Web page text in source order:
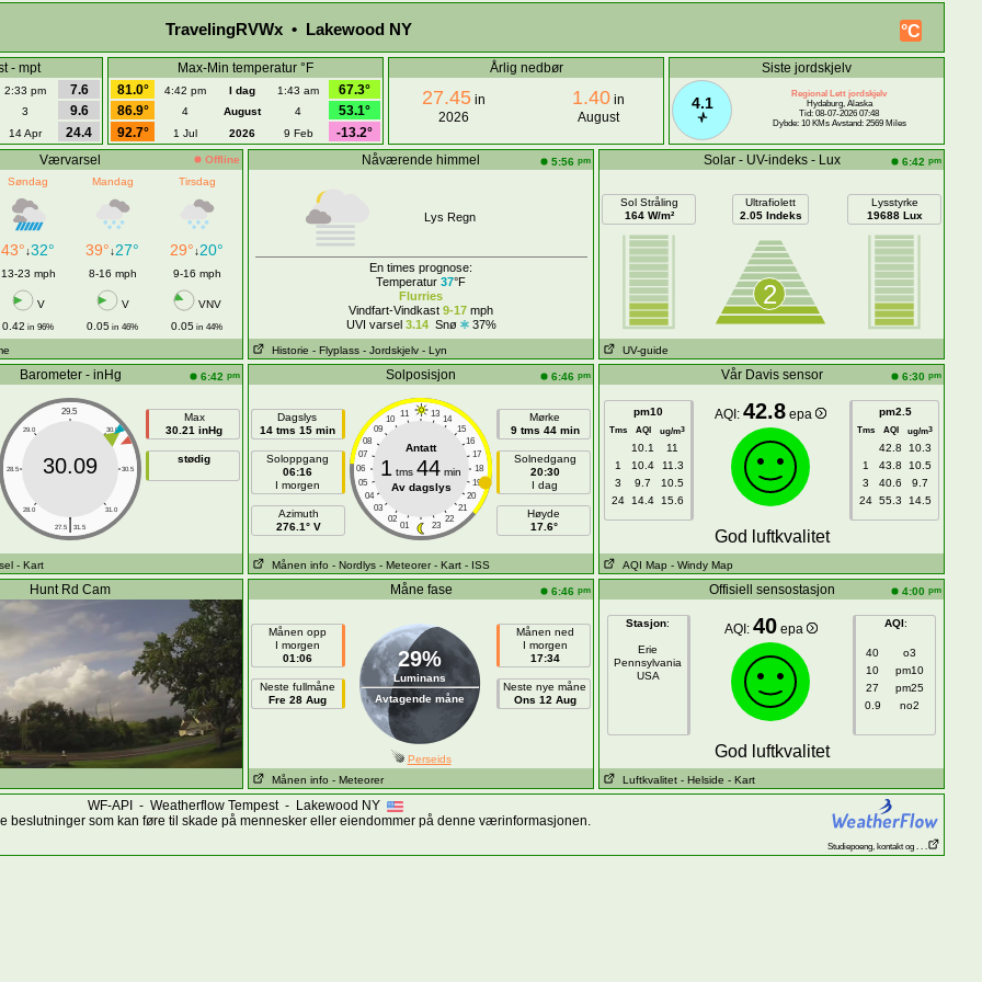
°C
TravelingRVWx • Lakewood NY
- mpt
2:33 pm
7.6
3
9.6
14 Apr 24.4
Max-Min temperatur °F
81.0°
4:42 pm I dag 1:43 am
67.3°
86.9°
4 August 4
53.1°
92.7°
1 Jul 2026 9 Feb -13.2°
Årlig nedbør
27.45 in
2026
1.40 in
August
Siste jordskjelv
4.1
Regional Lett jordskjelv
Hydaburg, Alaska
Tid: 08-07-2026 07:48
Dybde: 10 KMs Avstand: 2569 Miles
Værvarsel
Offline
Søndag Mandag Tirsdag
43°↓32° 39°↓27° 29°↓20°
13-23 mph 8-16 mph 9-16 mph
V V
VNV
0.42 in 96% 0.05 in 46% 0.05 in 44%
Nåværende himmel 5:56 pm
Lys Regn
En times prognose:
Temperatur 37°F
Flurries
Vindfart-Vindkast 9-17 mph
UVI varsel 3.14Snø 37%
Historie - Flyplass - Jordskjelv - Lyn
Solar - UV-indeks - Lux 6:42 pm
Sol Stråling
164 W/m²
Ultrafiolett
2.05 Indeks
2
Lysstyrke
19688 Lux
UV-guide
Barometer - inHg 6:42 pm
29.5
29.0 30.0
28.5 30.5
28.0 31.0
|
27.5 31.5
30.09
Max
30.21 inHg
stødig
- Kart
Solposisjon 6:46 pm
Dagslys
14 tms 15 min
Soloppgang
06:16
I morgen
Azimuth
276.1° V
11 13
10
14
09
15
08
16
07
17
06
18
05
19
04
20
03
21
02
22
01 23
Antatt
1 tms 44 min
Av dagslys
Mørke
9 tms 44 min
Solnedgang
20:30
I dag
Høyde
17.6°
Månen info - Nordlys - Meteorer - Kart - ISS
Vår Davis sensor 6:30 pm
pm10
Tms AQI ug/m3
10.1
11
1
10.4
11.3
3
9.7
10.5
24
14.4 15.6
AQI: 42.8 epa pm2.5
Tms AQI ug/m3
42.8
10.3
1
43.8
10.5
3
40.6
9.7
24 55.3 14.5
God luftkvalitet
AQI Map - Windy Map
Hunt Rd Cam Måne fase 6:46 pm
Månen opp
I morgen
01:06
Neste fullmåne
Fre 28 Aug
29%
Luminans
Avtagende måne
Månen ned
I morgen
17:34
Neste nye måne
Ons 12 Aug
Perseids
Månen info - Meteorer
Offisiell sensostasjon 4:00 pm
Stasjon:
Erie
Pennsylvania
USA
AQI: 40 epa AQI:
40
o3
10
pm10
27
pm25
0.9
no2
God luftkvalitet
Luftkvalitet - Helside - Kart
WF-API - Weatherflow Tempest - Lakewood NY
beslutninger som kan føre til skade på mennesker eller eiendommer på denne værinformasjonen.
Studiepoeng, kontakt og . . .